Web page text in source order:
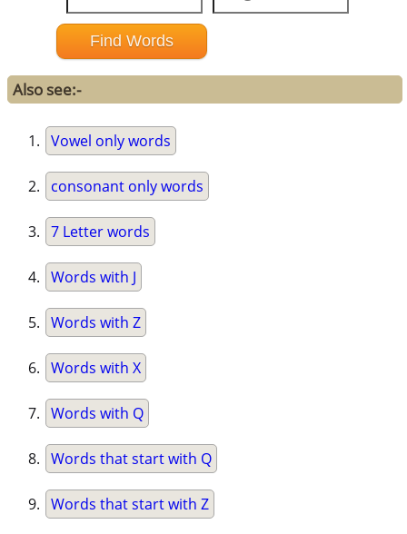
Also see:-
Vowel only words
consonant only words
7 Letter words
Words with J
Words with Z
Words with X
Words with Q
Words that start with Q
Words that start with Z